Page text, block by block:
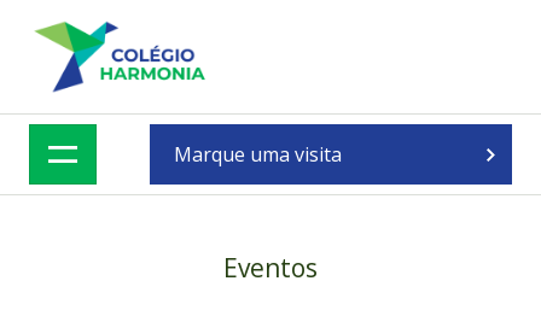
content
Marque uma visita
Eventos